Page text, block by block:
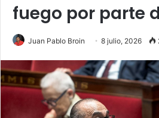
fuego por parte
Juan Pablo Broin 8 julio, 2026